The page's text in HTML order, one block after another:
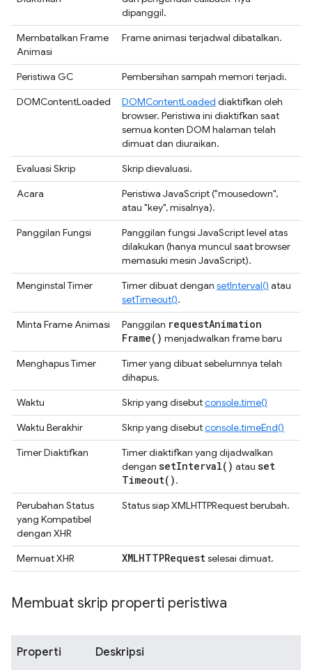
dipanggil.
Membatalkan Frame
Animasi
Frame animasi terjadwal dibatalkan.
Peristiwa GC
Pembersihan sampah memori terjadi.
DOMContentLoaded
DOMContentLoaded diaktifkan oleh
browser. Peristiwa ini diaktifkan saat
semua konten DOM halaman telah
dimuat dan diuraikan.
Evaluasi Skrip
Skrip dievaluasi.
Acara
Peristiwa JavaScript ("mousedown",
atau "key", misalnya).
Panggilan Fungsi
Panggilan fungsi JavaScript level atas
dilakukan (hanya muncul saat browser
memasuki mesin JavaScript).
Menginstal Timer
Timer dibuat dengan setInterval() atau
setTimeout().
Minta Frame Animasi
Panggilan requestAnimation
Frame( ) menjadwalkan frame baru
Menghapus Timer
Timer yang dibuat sebelumnya telah
dihapus.
Waktu
Skrip yang disebutconsole.time()
Waktu Berakhir
Skrip yang disebutconsole.timeEnd()
Timer Diaktifkan
Timer diaktifkan yang dijadwalkan
dengan setInterval( ) atau set
Timeout( ).
Perubahan Status
yang Kompatibel
dengan XHR
Status siap XMLHTTPRequest berubah.
Memuat XHR XMLHTTPRequestselesai dimuat.
Membuat skrip properti peristiwa
Properti Deskripsi